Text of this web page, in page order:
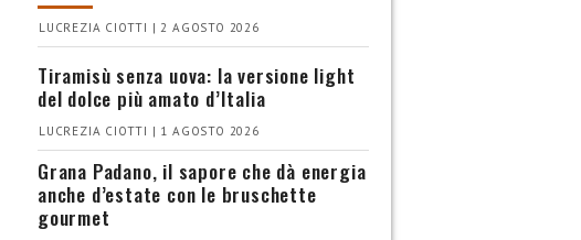
LUCREZIA CIOTTI | 2 AGOSTO 2026
Tiramisù senza uova: la versione light
del dolce più amato d’Italia
LUCREZIA CIOTTI | 1 AGOSTO 2026
Grana Padano, il sapore che dà energia
anche d’estate con le bruschette
gourmet